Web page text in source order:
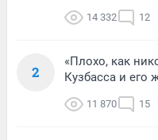
14 332 12
2
«Плохо, как
Кузбасса и его
11 870 15